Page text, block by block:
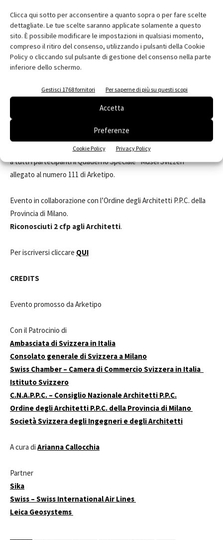
Clicca qui sotto per acconsentire a quanto sopra o per fare scelte
dettagliate. Le tue scelte saranno applicate solamente a questo
sito. È possibile modificare le impostazioni in qualsiasi momento,
compreso il ritiro del consenso, utilizzando i pulsanti della Cookie
Policy o cliccando sul pulsante di gestione del consenso nella parte
inferiore dello schermo.
Gestisci 1768 fornitori Per saperne di più su questi scopi
Accetta
Preferenze
Cookie Policy Privacy Policy
Fabrizio Barozzi| Barozzi/Veiga | Barcellona
• Il Museo d’arte dei Grigioni Coira
• Il mcb-a (Museo Cantonale di Belle Arti), PLATEFORME 10,
Losanna
ModeraMatteo Ruta, Direttore scientifico di Arketipo
A seguire cocktail
A margine dell’incontro verrà presentato e distribuito in omaggio
a tutti i partecipanti il Quaderno Speciale “Musei Svizzeri”
allegato al numero 111 di Arketipo.
Evento in collaborazione con l’Ordine degli Architetti P.P.C. della
Provincia di Milano.
Riconosciuti 2 cfp agli Architetti.
Per iscriversi cliccare QUI
CREDITS
Evento promosso da Arketipo
Con il Patrocinio di
Ambasciata di Svizzera in Italia
Consolato generale di Svizzera a Milano
Swiss Chamber – Camera di Commercio Svizzera in Italia
Istituto Svizzero
C.N.A.P.P.C. – Consiglio Nazionale Architetti P.P.C.
Ordine degli Architetti P.P.C. della Provincia di Milano
Società Svizzera degli Ingegneri e degli Architetti
A cura di Arianna Callocchia
Partner
Sika
Swiss – Swiss International Air Lines
Leica Geosystems